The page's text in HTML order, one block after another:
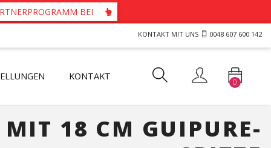
BEI
KONTAKT MIT UNS 0048 607 600 142
KONTAKT
0
18 CM GUIPURE-